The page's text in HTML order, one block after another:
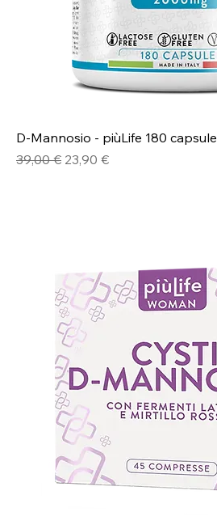
D-Mannosio - piùLife 180 capsule
Prezzo regolare
39,00 € Prezzo scontato
23,90 €